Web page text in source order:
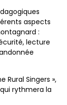
aspects
:
lecture
Rural Singers »,
rythmera la